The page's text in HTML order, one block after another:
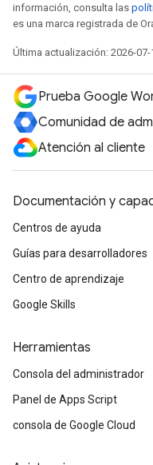
información, consulta las
es una marca registrada de
Última actualización: 2026-07-
Prueba Google
Comunidad de
Atención al cliente
Documentación y
Centros de ayuda
Guías para desarrolladores
Centro de aprendizaje
Google Skills
Herramientas
Consola del administrador
Panel de Apps Script
consola de Google Cloud